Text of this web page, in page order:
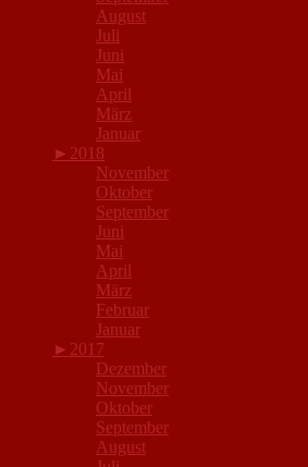
August
Juli
Juni
Mai
April
März
Januar
► 2018
November
Oktober
September
Juni
Mai
April
März
Februar
Januar
► 2017
Dezember
November
Oktober
September
August